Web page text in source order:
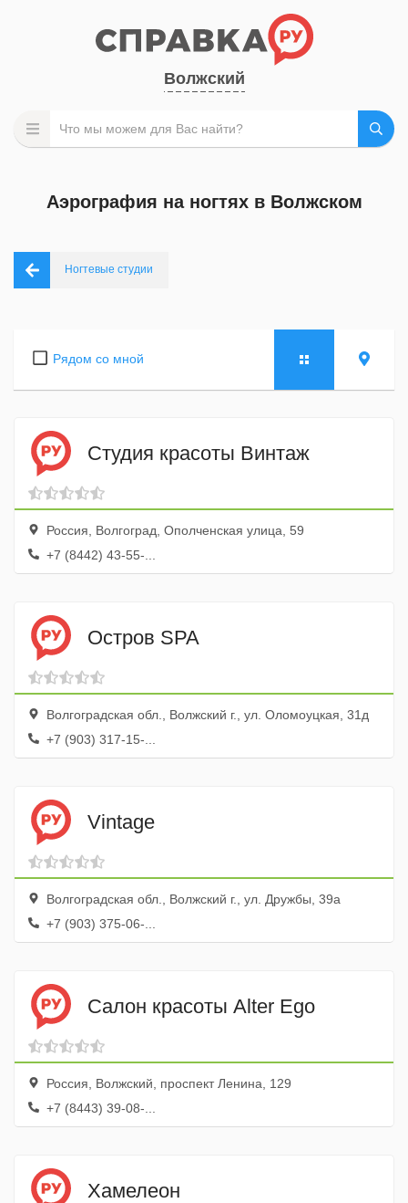
Волжский
Аэрография на ногтях в Волжском
Ногтевые студии
Рядом со мной
Студия красоты Винтаж
Россия, Волгоград, Ополченская улица, 59
+7 (8442) 43-55-...
Остров SPA
Волгоградская обл., Волжский г., ул. Оломоуцкая, 31д
+7 (903) 317-15-...
Vintage
Волгоградская обл., Волжский г., ул. Дружбы, 39а
+7 (903) 375-06-...
Салон красоты Alter Ego
Россия, Волжский, проспект Ленина, 129
+7 (8443) 39-08-...
Хамелеон